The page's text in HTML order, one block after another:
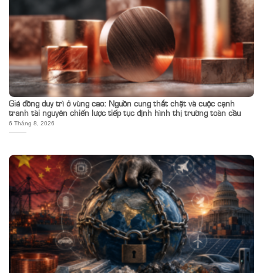
Giá đồng duy trì ở vùng cao: Nguồn cung thắt chặt và cuộc cạnh
tranh tài nguyên chiến lược tiếp tục định hình thị trường toàn cầu
6 Tháng 8, 2026